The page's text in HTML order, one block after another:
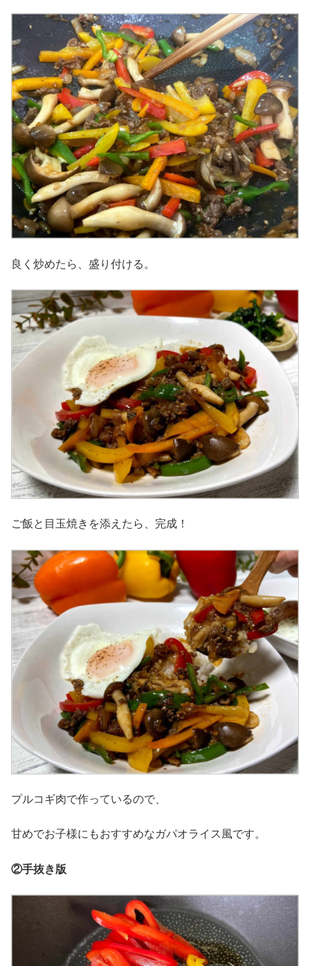
良く炒めたら、盛り付ける。
ご飯と目玉焼きを添えたら、完成！
プルコギ肉で作っているので、
甘めでお子様にもおすすめなガパオライス風です。
②手抜き版